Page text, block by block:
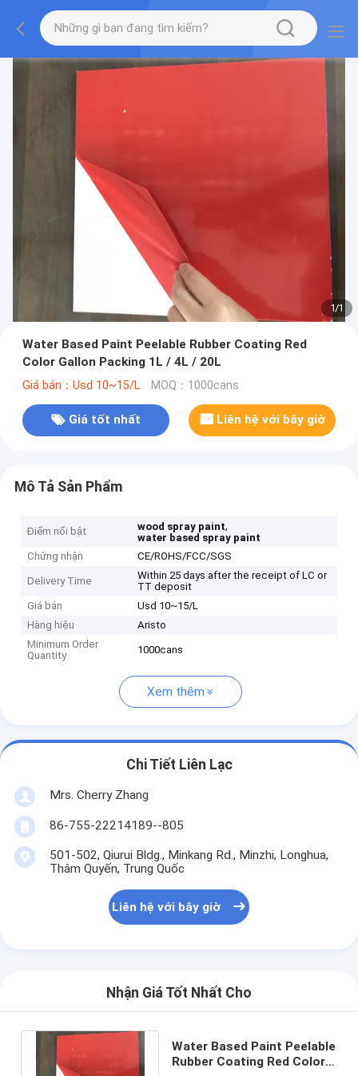
1/1
Water Based Paint Peelable Rubber Coating Red
Color Gallon Packing 1L / 4L / 20L
Giá bán：Usd 10~15/L MOQ：1000cans
Giá tốt nhất Liên hệ với bây giờ
Mô Tả Sản Phẩm
Điểm nổi bật wood spray paint,
water based spray paint
Chứng nhận
CE/ROHS/FCC/SGS
Delivery Time
Within 25 days after the receipt of LC or
TT deposit
Giá bán
Usd 10~15/L
Hàng hiệu
Aristo
Minimum Order
Quantity
1000cans
Xem thêm
Chi Tiết Liên Lạc
Mrs. Cherry Zhang
86-755-22214189--805
501-502, Qiurui Bldg., Minkang Rd., Minzhi, Longhua,
Thâm Quyến, Trung Quốc
Liên hệ với bây giờ
Nhận Giá Tốt Nhất Cho
Water Based Paint Peelable
Rubber Coating Red Color